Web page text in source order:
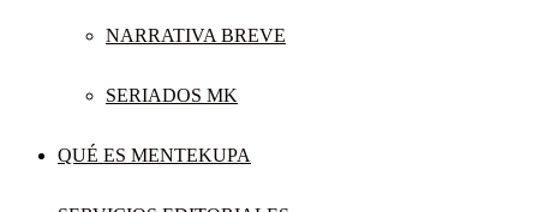
NARRATIVA BREVE
SERIADOS MK
QUÉ ES MENTEKUPA